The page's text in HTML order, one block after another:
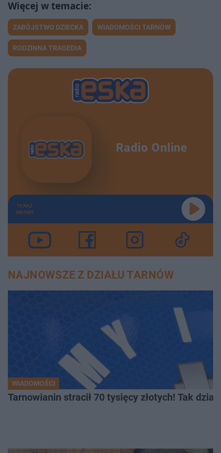
ZABÓJSTWO DZIECKA WIADOMOŚCI TARNÓW
RODZINNA TRAGEDIA
Radio Online
TERAZ
GRAMY
NAJNOWSZE Z DZIAŁU TARNÓW
WIADOMOŚCI
Tarnowianin stracił 70 tysięcy złotych! Tak